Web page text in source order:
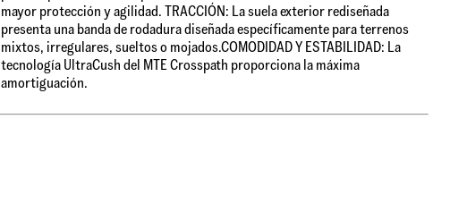
mayor protección y agilidad. TRACCIÓN: La suela exterior rediseñada
presenta una banda de rodadura diseñada específicamente para terrenos
mixtos, irregulares, sueltos o mojados.COMODIDAD Y ESTABILIDAD: La
tecnología UltraCush del MTE Crosspath proporciona la máxima
amortiguación.